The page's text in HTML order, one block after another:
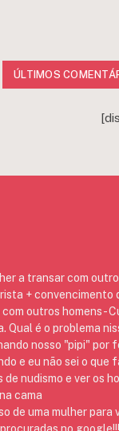
ÚLTIMOS
a transar com outro
+ convencimento
outros homens -
Qual é o problema
nosso "pipi" por
e eu não sei o que
nudismo e ver os
cama
de uma mulher para
no google!!!